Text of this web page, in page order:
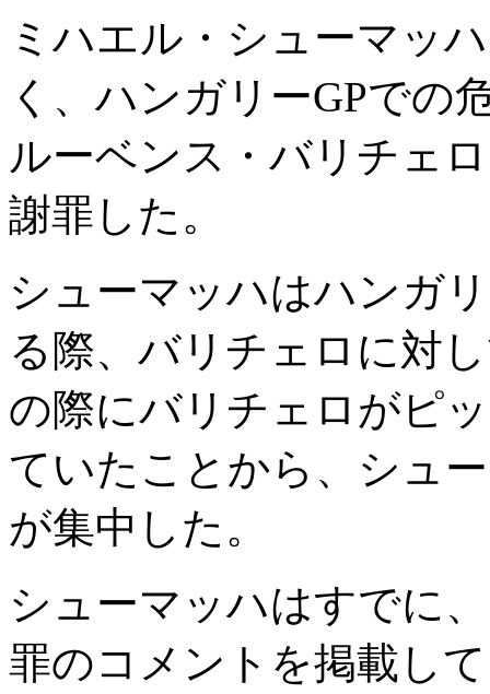
ミハエル・シューマッ
く、ハンガリーGPでの
ルーベンス・バリチェ
謝罪した。
シューマッハはハンガ
る際、バリチェロに対
の際にバリチェロがピ
ていたことから、シュ
が集中した。
シューマッハはすでに
罪のコメントを掲載し